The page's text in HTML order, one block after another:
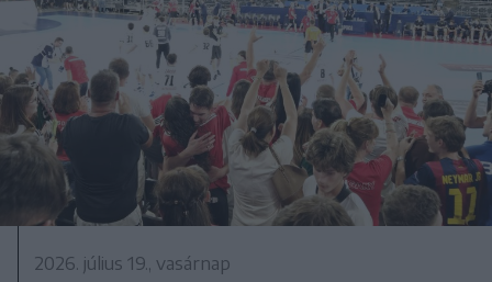
2026. július 19., vasárnap